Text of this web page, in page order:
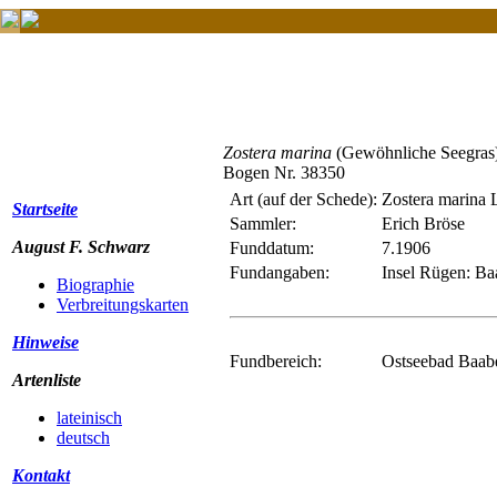
Startseite
August F. Schwarz
Biographie
Verbreitungskarten
Hinweise
Artenliste
lateinisch
deutsch
Kontakt
Zostera marina (Gewöhnliche
Bogen Nr. 38350
Art (auf der Schede): Zostera marina
Sammler:
Erich Bröse
Funddatum:
7.1906
Fundangaben:
Insel Rügen:
Fundbereich: Ostseebad